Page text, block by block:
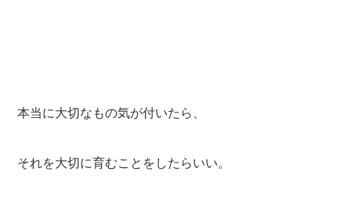
本当に大切なもの気が付いたら、
それを大切に育むことをしたらいい。